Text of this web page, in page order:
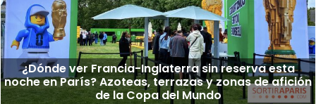
¿Dónde ver Francia-Inglaterra sin reserva esta
noche en París? Azoteas, terrazas y zonas de afición
de la Copa del Mundo